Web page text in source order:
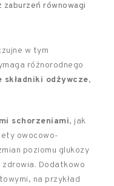
zaburzeń równowagi
w tym
różnorodnego
składniki odżywcze,
schorzeniami, jak
owocowo-
poziomu glukozy
zdrowia. Dodatkowo
na przykład